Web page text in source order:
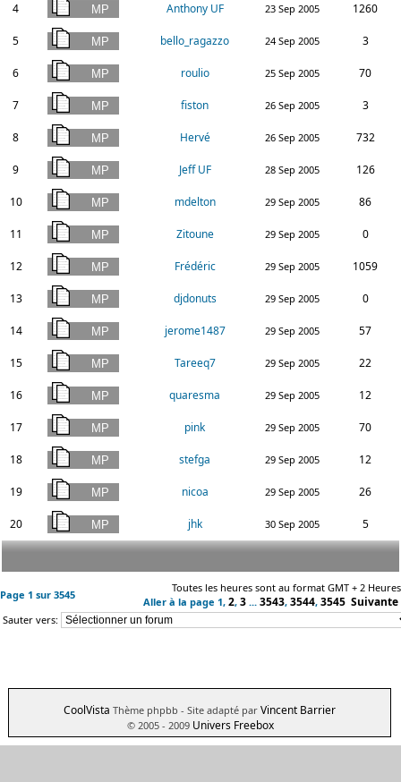
4 Anthony UF 23 Sep 2005 1260
5 bello_ragazzo 24 Sep 2005 3
6 roulio 25 Sep 2005 70
7 fiston 26 Sep 2005 3
8 Hervé 26 Sep 2005 732
9 Jeff UF 28 Sep 2005 126
10 mdelton 29 Sep 2005 86
11 Zitoune 29 Sep 2005 0
12 Frédéric 29 Sep 2005 1059
13 djdonuts 29 Sep 2005 0
14 jerome1487 29 Sep 2005 57
15 Tareeq7 29 Sep 2005 22
16 quaresma 29 Sep 2005 12
17 pink 29 Sep 2005 70
18 stefga 29 Sep 2005 12
19 nicoa 29 Sep 2005 26
20 jhk 30 Sep 2005 5
Page 1 sur 3545
Toutes les heures sont au format GMT + 2 Heures
Aller à la page 1, 2, 3 ... 3543, 3544, 3545 Suivante
Sauter vers:
CoolVista Thème phpbb - Site adapté par Vincent Barrier
© 2005 - 2009 Univers Freebox